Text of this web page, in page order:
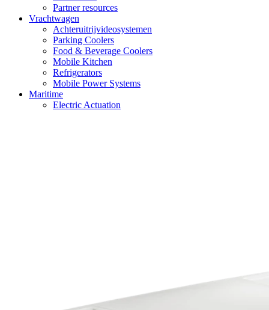
Partner resources
Vrachtwagen
Achteruitrijvideosystemen
Parking Coolers
Food & Beverage Coolers
Mobile Kitchen
Refrigerators
Mobile Power Systems
Maritime
Electric Actuation